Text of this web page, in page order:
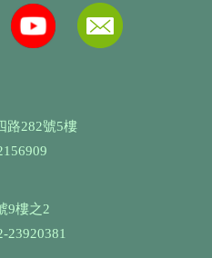
路282號5樓
9樓之2
23920381